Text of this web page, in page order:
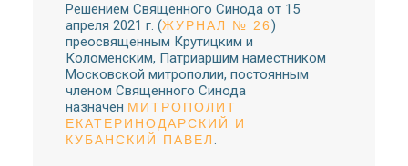
Решением Священного Синода от 15
апреля 2021 г. (ЖУРНАЛ № 26)
преосвященным Крутицким и
Коломенским, Патриаршим наместником
Московской митрополии, постоянным
членом Священного Синода
назначен МИТРОПОЛИТ
ЕКАТЕРИНОДАРСКИЙ И
КУБАНСКИЙ ПАВЕЛ.